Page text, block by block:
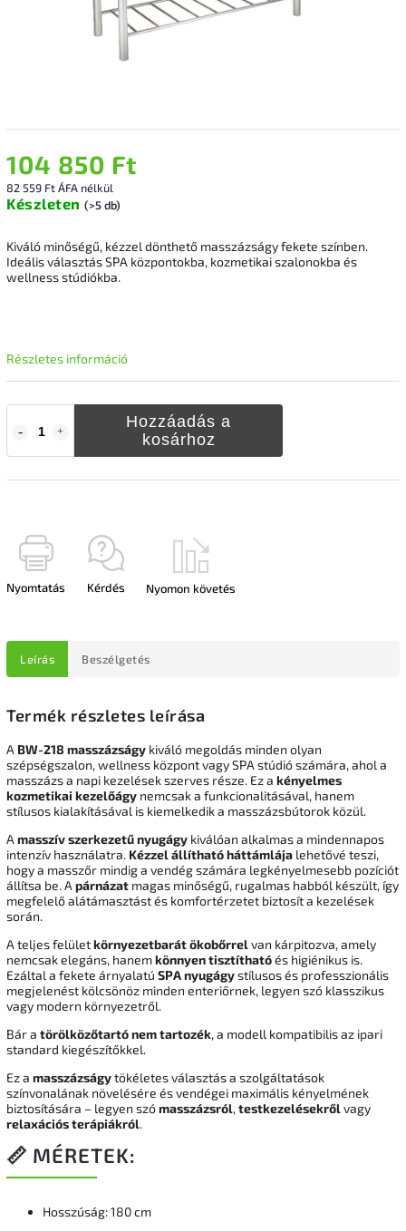
104 850 Ft
82 559 Ft ÁFA nélkül
Készleten (>5 db)
Hozzáadás a
kosárhoz
Kiváló minőségű, kézzel dönthető masszázságy fekete színben.
Ideális választás SPA központokba, kozmetikai szalonokba és
wellness stúdiókba.
Részletes információ
Nyomtatás Kérdés Nyomon követés
Leírás Beszélgetés
Termék részletes leírása
A BW-218 masszázságy kiváló megoldás minden olyan
szépségszalon, wellness központ vagy SPA stúdió számára, ahol a
masszázs a napi kezelések szerves része. Ez a kényelmes
kozmetikai kezelőágy nemcsak a funkcionalitásával, hanem
stílusos kialakításával is kiemelkedik a masszázsbútorok közül.
A masszív szerkezetű nyugágy kiválóan alkalmas a mindennapos
intenzív használatra. Kézzel állítható háttámlája lehetővé teszi,
hogy a masszőr mindig a vendég számára legkényelmesebb pozíciót
állítsa be. A párnázat magas minőségű, rugalmas habból készült, így
megfelelő alátámasztást és komfortérzetet biztosít a kezelések
során.
A teljes felületkörnyezetbarát ökobőrrelvan kárpitozva, amely
nemcsak elegáns, hanemkönnyen tisztíthatóés higiénikus is.
Ezáltal a fekete árnyalatú SPA nyugágystílusos és professzionális
megjelenést kölcsönöz minden enteriőrnek, legyen szó klasszikus
vagy modern környezetről.
Bár a törölközőtartó nem tartozék, a modell kompatibilis az ipari
standard kiegészítőkkel.
Ez a masszázságytökéletes választás a szolgáltatások
színvonalának növelésére és vendégei maximális kényelmének
biztosítására – legyen szómasszázsról,testkezelésekrőlvagy
relaxációs terápiákról.
📏 MÉRETEK:
Hosszúság: 180 cm